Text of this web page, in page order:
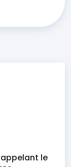
appelant le